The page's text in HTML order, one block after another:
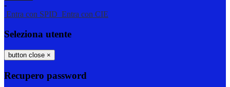
-
Entra con SPID Entra con CIE
Seleziona utente
button close ×
Recupero password